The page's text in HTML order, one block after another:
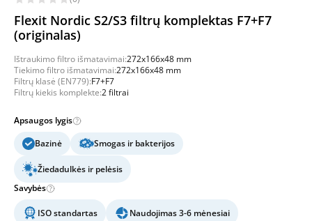
Flexit Nordic S2/S3 filtrų komplektas F7+F7
(originalas)
Ištraukimo filtro išmatavimai:272x166x48 mm
Tiekimo filtro išmatavimai:272x166x48 mm
Filtrų klasė (EN779):F7+F7
Filtrų kiekis komplekte:2 filtrai
Apsaugos lygis
Bazinė
Smogas ir bakterijos
Žiedadulkės ir pelėsis
Savybės
ISO standartas Naudojimas 3-6 mėnesiai